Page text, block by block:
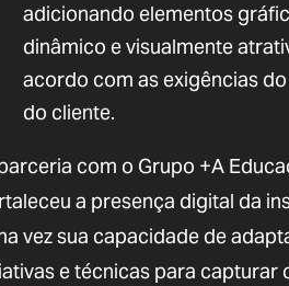
adicionando elementos
dinâmico e visualmente
acordo com as exigências
do cliente.
com o Grupo +A
a presença digital da
vez sua capacidade de
e técnicas para capturar